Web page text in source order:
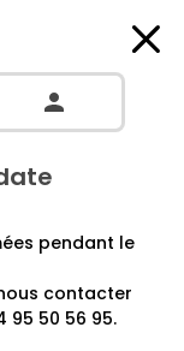
pendant le
contacter
50 56 95.